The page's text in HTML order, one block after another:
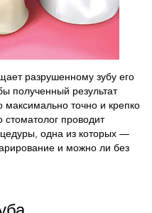
разрушенному зубу его
полученный результат
точно и крепко
стоматолог проводит
одна из которых —
и можно ли без